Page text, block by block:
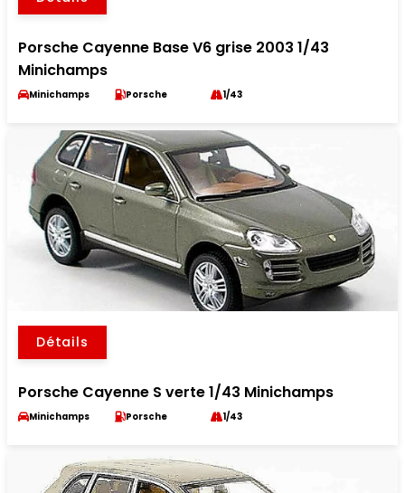
Porsche Cayenne Base V6 grise 2003 1/43
Minichamps
Minichamps Porsche 1/43
Détails
Porsche Cayenne S verte 1/43 Minichamps
Minichamps Porsche 1/43